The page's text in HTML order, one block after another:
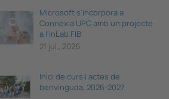
Microsoft s'incorpora a
Connèxia UPC amb un projecte
a l'inLab FIB
21 jul., 2026
Inici de curs i actes de
benvinguda, 2026-2027